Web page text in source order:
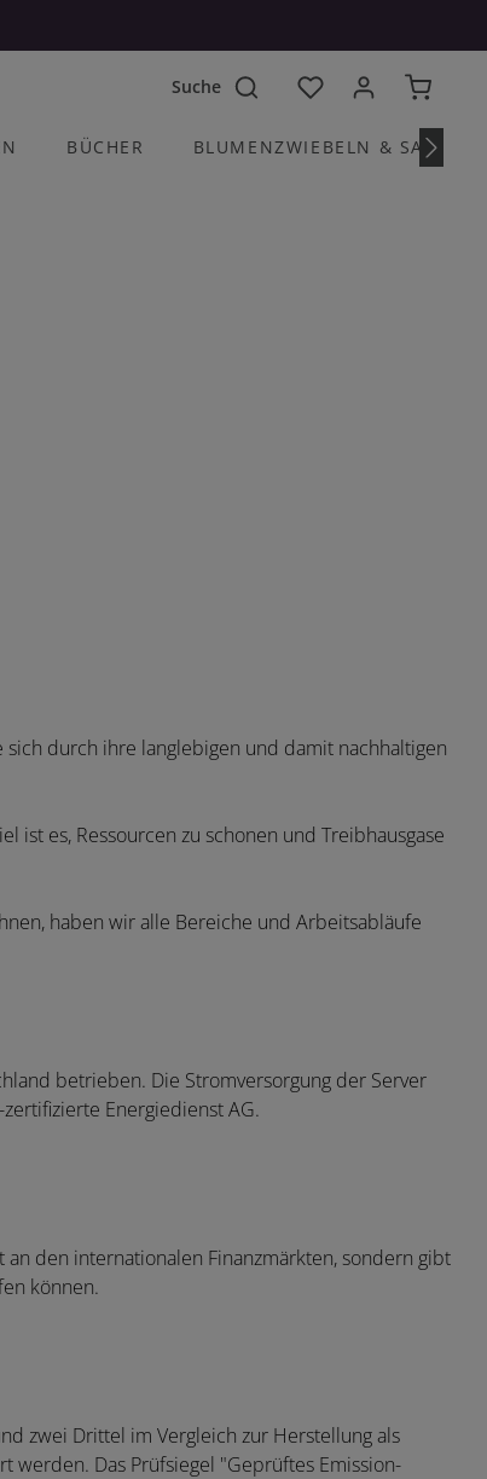
Du hast 0 Produkte
BÜCHER BLUMENZWIEBELN &
durch ihre langlebigen und damit nachhaltigen
es, Ressourcen zu schonen und Treibhausgase
haben wir alle Bereiche und Arbeitsabläufe
betrieben. Die Stromversorgung der Server
Energiedienst AG.
den internationalen Finanzmärkten, sondern gibt
können.
zwei Drittel im Vergleich zur Herstellung als
werden. Das Prüfsiegel "Geprüftes Emission-